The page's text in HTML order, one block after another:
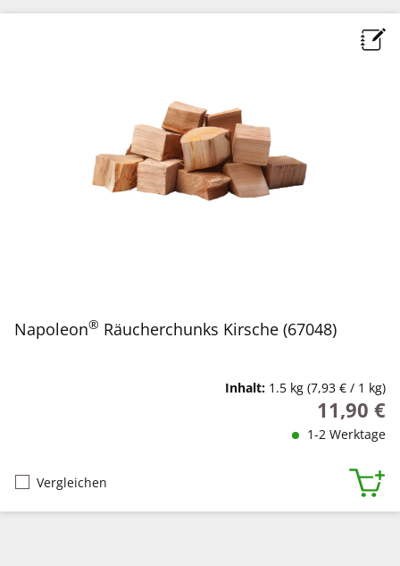
Napoleon® Räucherchunks Kirsche (67048)
Inhalt: 1.5 kg (7,93 € / 1 kg)
Regulärer
11,90 €
1-2 Werktage
Vergleichen